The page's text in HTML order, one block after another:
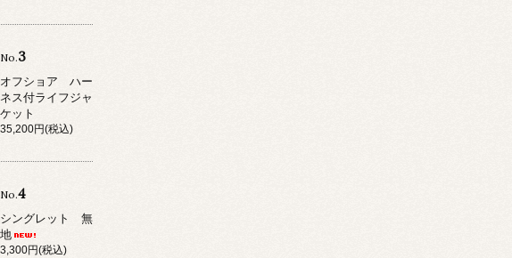
No.3
オフショア ハー
ネス付ライフジャ
ケット
35,200円(税込)
No.4
シングレット 無
地
3,300円(税込)